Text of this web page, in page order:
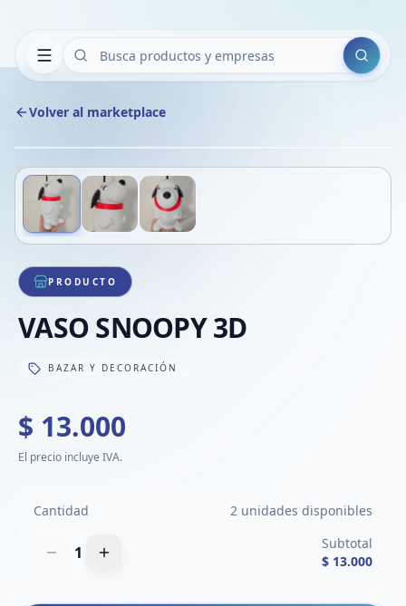
Buscar
Volver al marketplace
1/3
PRODUCTO
VASO SNOOPY 3D
BAZAR Y DECORACIÓN
$ 13.000
El precio incluye IVA.
Cantidad 2 unidades disponibles
1
Subtotal
$ 13.000